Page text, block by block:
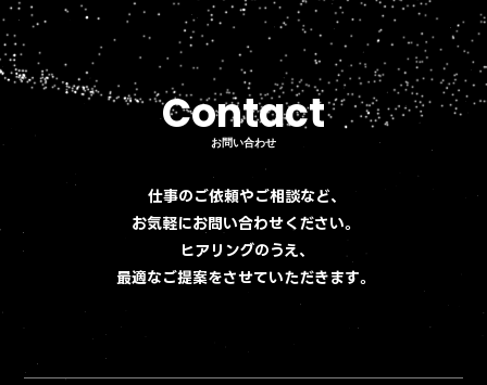
Contact
Contact
お問い合わせ
お問い合わせ
仕事のご依頼やご相談など、
お気軽にお問い合わせください。
ヒアリングのうえ、
最適なご提案をさせていただきます。